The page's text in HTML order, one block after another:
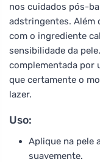
nos cuidados pós-
adstringentes. Além
com o ingrediente
sensibilidade da
complementada por
que certamente o
lazer.
Uso:
Aplique na pele
suavemente.